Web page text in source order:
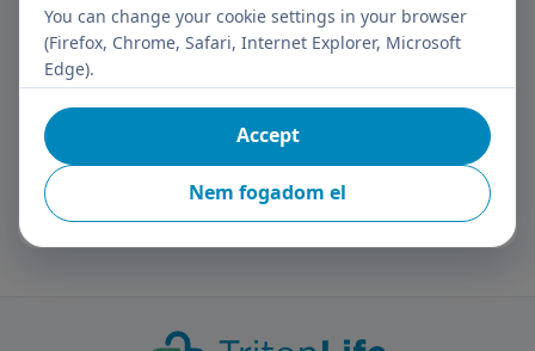
I have read the data management information.
I consent to the Controller processing my personal data
You can change your cookie settings in your browser
(Firefox, Chrome, Safari, Internet Explorer, Microsoft
Edge).
Nem fogadom el
Accept